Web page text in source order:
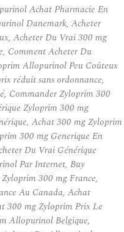
Achat Pharmacie En
Danemark, Acheter
Acheter Du Vrai 300 mg
Comment Acheter Du
Allopurinol Peu Coûteux
réduit sans ordonnance,
Commander Zyloprim 300
Zyloprim 300 mg
Achat 300 mg Zyloprim
300 mg Generique En
Du Vrai Générique
Par Internet, Buy
300 mg France,
Au Canada, Achat
300 mg Zyloprim Prix Le
Allopurinol Belgique,